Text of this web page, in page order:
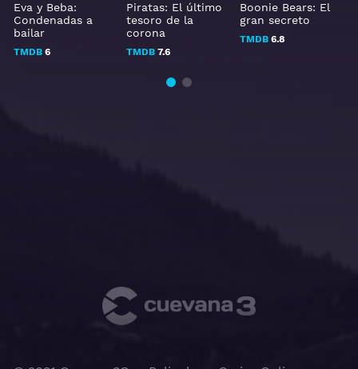
Eva y Beba:
Condenadas a
bailar
TMDB6
Piratas: El último
tesoro de la
corona
TMDB 7.6
Boonie Bears: El
gran secreto
TMDB6.8